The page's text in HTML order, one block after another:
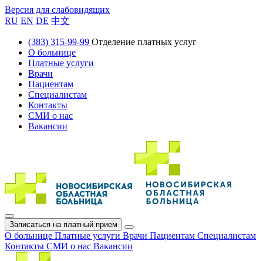
Версия для слабовидящих
RU EN DE 中文
(383) 315-99-99 Отделение платных услуг
О больнице
Платные услуги
Врачи
Пациентам
Специалистам
Контакты
СМИ о нас
Вакансии
Записаться на платный прием
О больнице Платные услуги Врачи Пациентам Специалистам
Контакты СМИ о нас Вакансии